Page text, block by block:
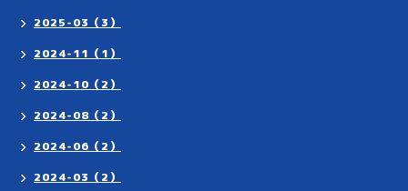
2025-03（3）
2024-11（1）
2024-10（2）
2024-08（2）
2024-06（2）
2024-03（2）